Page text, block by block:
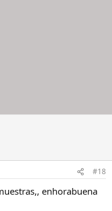
#18
enhorabuena